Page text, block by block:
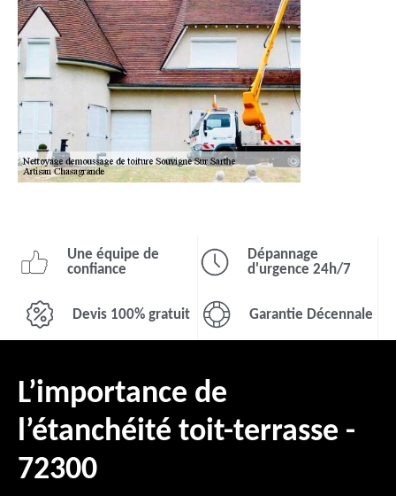
Une équipe de
confiance
Dépannage
d'urgence 24h/7
Devis 100% gratuit Garantie Décennale
L’importance de
l’étanchéité toit-terrasse -
72300